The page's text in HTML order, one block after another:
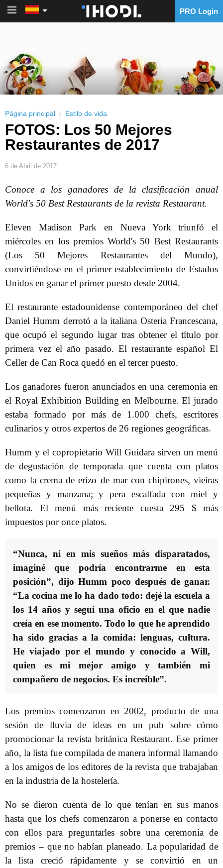
PRO Login
Página principal Estilo de vida
FOTOS: Los 50 Mejores
Restaurantes de 2017
6 de Abril de 2017
Conoce a los ganadores de la clasificación anual
World's 50 Best Restaurants de la revista Restaurant.
Eleven Madison Park en Nueva York triunfó el
miércoles en los premios World's 50 Best Restaurants
(Los 50 Mejores Restaurantes del Mundo),
convirtiéndose en el primer establecimiento de Estados
Unidos en ganar el primer puesto desde 2004.
El restaurante estadounidense contemporáneo del chef
Daniel Humm derrotó a la italiana Osteria Francescana,
que ocupó el segundo lugar tras obtener el título por
primera vez el año pasado. El restaurante español El
Celler de Can Roca quedó en el tercer puesto.
Los ganadores fueron anunciados en una ceremonia en
el Royal Exhibition Building en Melbourne. El jurado
estaba formado por más de 1.000 chefs, escritores
culinarios y otros expertos de 26 regiones geográficas.
Humm y el copropietario Will Guidara sirven un menú
de degustación de temporada que cuenta con platos
como la crema de erizo de mar con chipirones, vieiras
pequeñas y manzana; y pera escalfada con miel y
bellota. El menú más reciente cuesta 295 $ más
impuestos por once platos.
“Nunca, ni en mis sueños más disparatados,
imaginé que podría encontrarme en esta
posición”, dijo Humm poco después de ganar.
“La cocina me lo ha dado todo: dejé la escuela a
los 14 años y seguí una oficio en el que nadie
creía en ese momento. Todo lo que he aprendido
ha sido gracias a la comida: lenguas, cultura.
He viajado por el mundo y conocido a Will,
quien es mi mejor amigo y también mi
compañero de negocios. Es increíble”.
Los premios comenzaron en 2002, producto de una
sesión de lluvia de ideas en un pub sobre cómo
promocionar la revista británica Restaurant. Ese primer
año, la lista fue compilada de manera informal llamando
a los amigos de los editores de la revista que trabajaban
en la industria de la hostelería.
No se dieron cuenta de lo que tenían en sus manos
hasta que los chefs comenzaron a ponerse en contacto
con ellos para preguntarles sobre una ceremonia de
premios – que no habían planeado. La popularidad de
la lista creció rápidamente y se convirtió en un